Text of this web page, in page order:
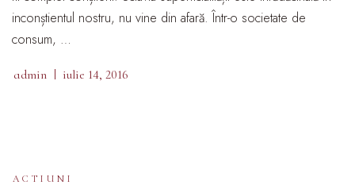
inconștientul nostru, nu vine din afară. Într-o societate de
consum, …
admin iulie 14, 2016
ACTIUNI